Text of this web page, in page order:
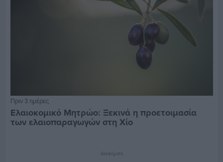
Πριν 3 ημέρες
Ελαιοκομικό Μητρώο: Ξεκινά η προετοιμασία
των ελαιοπαραγωγών στη Χίο
Διαφήμιση